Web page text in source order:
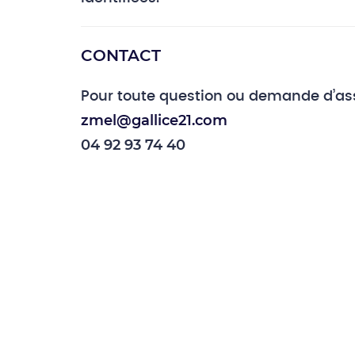
CONTACT
Pour toute question ou demande
zmel@gallice21.com
04 92 93 74 40